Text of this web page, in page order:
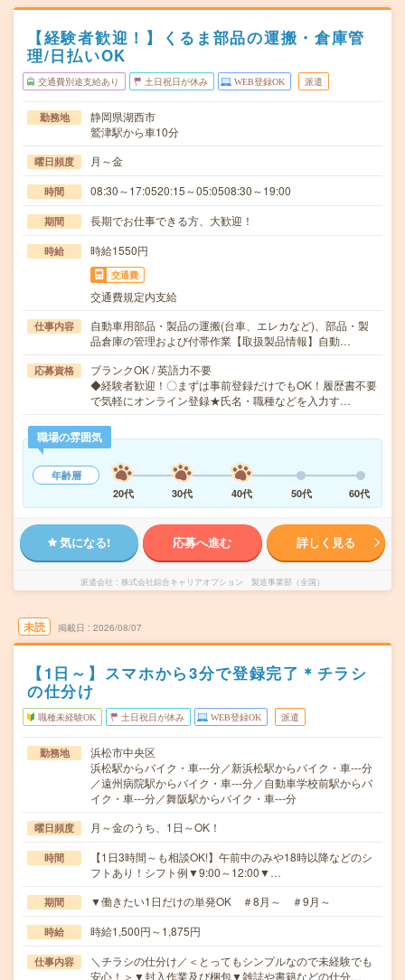
【経験者歓迎！】くるま部品の運搬・倉庫管
理/日払いOK
交通費別途支給あり 土日祝日が休み WEB登録OK 派遣
勤務地
静岡県湖西市
鷲津駅から車10分
曜日頻度 月～金
時間 08:30～17:0520:15～05:0508:30～19:00
期間 長期でお仕事できる方、大歓迎！
時給 時給1550円
交通費
交通費規定内支給
仕事内容
自動車用部品・製品の運搬(台車、エレカなど)、部品・製
品倉庫の管理および付帯作業【取扱製品情報】自動…
応募資格
ブランクOK / 英語力不要
◆経験者歓迎！〇まずは事前登録だけでもOK！履歴書不要
で気軽にオンライン登録★氏名・職種などを入力す…
職場の雰囲気
年齢層
20代
30代 40代 50代 60代
気になる! 応募へ進む 詳しく見る
派遣会社 株式会社綜合キャリアオプション 製造事業部（全国）
未読 掲載日 2026/08/07
【1日～】スマホから3分で登録完了＊チラシ
の仕分け
職種未経験OK 土日祝日が休み WEB登録OK 派遣
勤務地
浜松市中央区
浜松駅からバイク・車---分／新浜松駅からバイク・車---分
／遠州病院駅からバイク・車---分／自動車学校前駅からバ
イク・車---分／舞阪駅からバイク・車---分
曜日頻度 月～金のうち、1日～OK！
時間
【1日3時間～も相談OK!】午前中のみや18時以降などのシ
フトあり！シフト例▼9:00～12:00▼…
期間 ▼働きたい1日だけの単発OK ＃8月～ ＃9月～
時給 時給1,500円～1,875円
仕事内容
＼チラシの仕分け／＜とってもシンプルなので未経験でも
安心！＞▼封入作業及び梱包▼雑誌や書籍などの仕分…